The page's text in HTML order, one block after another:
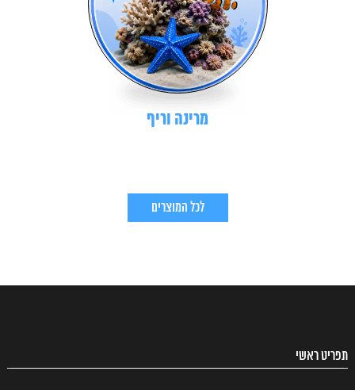
מרינה וריף
לכל המוצרים
תפריט ראשי